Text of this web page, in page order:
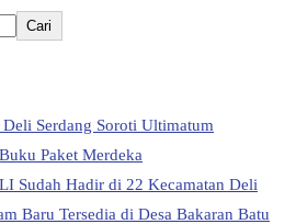
Cari
Serdang Soroti Ultimatum
Paket Merdeka
Sudah Hadir di 22 Kecamatan Deli
Baru Tersedia di Desa Bakaran Batu